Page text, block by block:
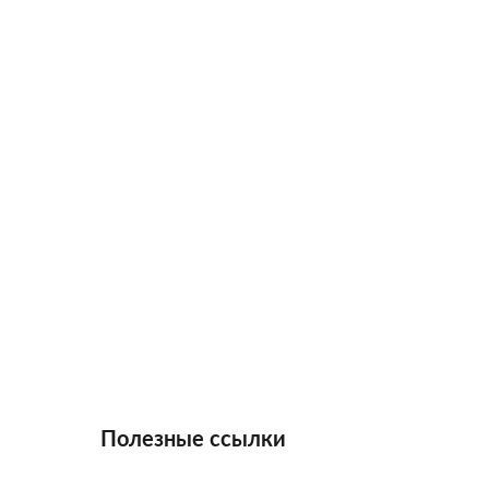
Полезные ссылки